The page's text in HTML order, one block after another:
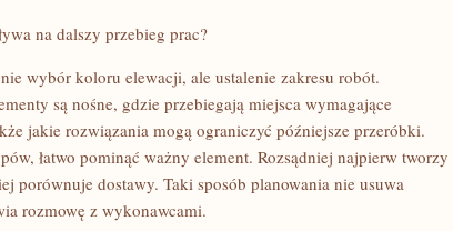
na dalszy przebieg prac?
wybór koloru elewacji, ale ustalenie zakresu robót.
są nośne, gdzie przebiegają miejsca wymagające
jakie rozwiązania mogą ograniczyć późniejsze przeróbki.
łatwo pominąć ważny element. Rozsądniej najpierw tworzy
porównuje dostawy. Taki sposób planowania nie usuwa
rozmowę z wykonawcami.